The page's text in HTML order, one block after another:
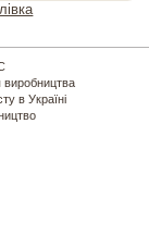
в Україні